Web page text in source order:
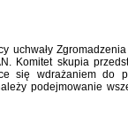
uchwały
Komitet skupia
się wdrażaniem do
podejmowanie